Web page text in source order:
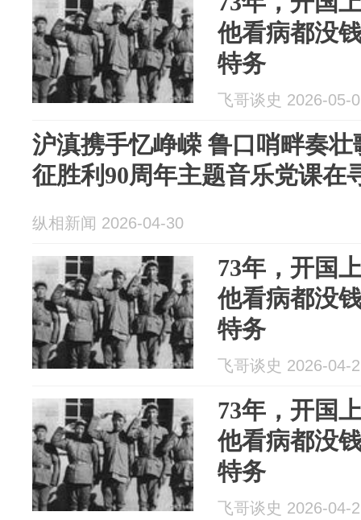
他看病都没
特务
飞哥谈史 2026-05-
沪滇携手忆峥嵘 鲁口哨畔奏
征胜利90周年主题音乐党课在
纵相新闻 2026-04-30
73年，开国
他看病都没
特务
飞哥谈史 2026-04-
73年，开国
他看病都没
特务
飞哥谈史 2026-04-